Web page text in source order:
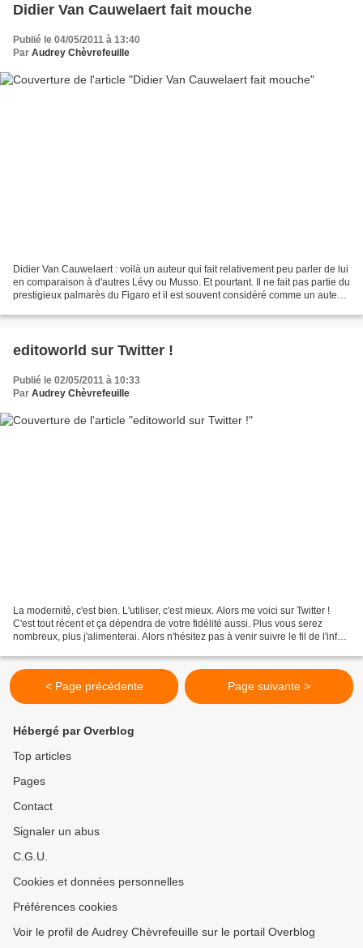
Didier Van Cauwelaert fait mouche
Publié le 04/05/2011 à 13:40
Par Audrey Chèvrefeuille
Didier Van Cauwelaert : voilà un auteur qui fait relativement peu parler de lui
en comparaison à d'autres Lévy ou Musso. Et pourtant. Il ne fait pas partie du
prestigieux palmarès du Figaro et il est souvent considéré comme un auteur
editoworld sur Twitter !
Publié le 02/05/2011 à 10:33
Par Audrey Chèvrefeuille
La modernité, c'est bien. L'utiliser, c'est mieux. Alors me voici sur Twitter !
C'est tout récent et ça dépendra de votre fidélité aussi. Plus vous serez
nombreux, plus j'alimenterai. Alors n'hésitez pas à venir suivre le fil de l'info!
< Page précédente Page suivante >
Hébergé par Overblog
Top articles
Pages
Contact
Signaler un abus
C.G.U.
Cookies et données personnelles
Préférences cookies
Voir le profil de Audrey Chèvrefeuille sur le portail Overblog